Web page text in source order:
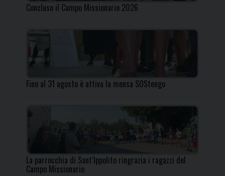
Concluso il Campo Missionario 2026
Fino al 31 agosto è attiva la mensa SOStengo
La parrocchia di Sant’Ippolito ringrazia i ragazzi del
Campo Missionario